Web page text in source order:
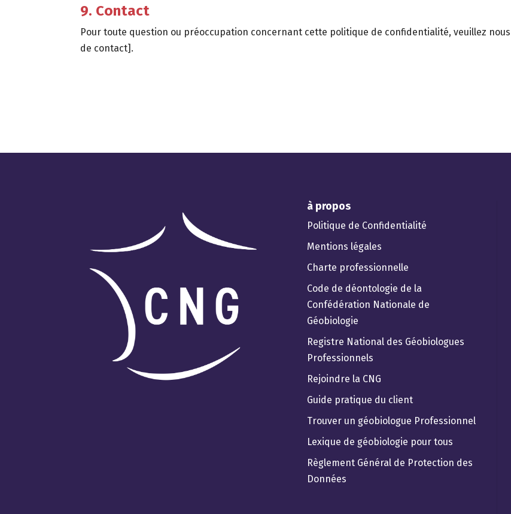
9. Contact
Pour toute question ou préoccupation concernant cette politique de confidentialité, veuillez
de contact].
à propos
Politique de Confidentialité
Mentions légales
Charte professionnelle
Code de déontologie de la
Confédération Nationale de
Géobiologie
Registre National des Géobiologues
Professionnels
Rejoindre la CNG
Guide pratique du client
Trouver un géobiologue Professionnel
Lexique de géobiologie pour tous
Règlement Général de Protection des
Données